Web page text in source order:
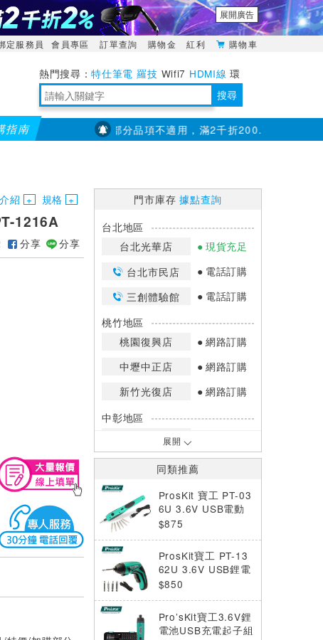
展開廣告
定服務員 會員專區 訂單查詢 購物金 紅利 購物車
特仕筆電 羅技 Wifi7 HDMI線 環
境量測 明緯POWER 搜尋
指南
全館滿千折百(部分品項不適用，滿2千折200...)
紹 規格
1216A
分享 分享
門市庫存據點查詢
台北地區
台北光華店
現貨充足
台北市民店
電話訂購
三創體驗館
電話訂購
桃竹地區
桃園復興店
網路訂購
中壢中正店
網路訂購
新竹光復店
網路訂購
中彰地區
台中英才店
嘉南地區
高雄中華店
高雄鳳山店
網路訂購
*庫存數量：網路訂購(0)、少量庫存
(1~2)、現貨充足(3以上)。
*門市庫存以店內實際數量為準，可使
用專人服務或撥打門市電話洽詢。
展開
同類推薦
ProsKit 寶工 PT-03
6U 3.6V USB電動
起子組
$875
ProsKit寶工 PT-13
62U 3.6V USB鋰電
池充電起子組
$850
Pro’sKit寶工3.6V鋰
電池USB充電起子組